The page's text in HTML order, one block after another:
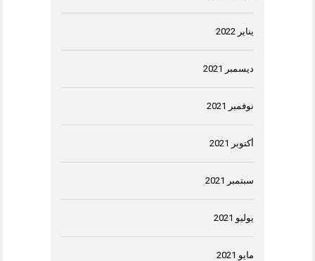
يناير 2022
ديسمبر 2021
نوفمبر 2021
أكتوبر 2021
سبتمبر 2021
يوليو 2021
مايو 2021